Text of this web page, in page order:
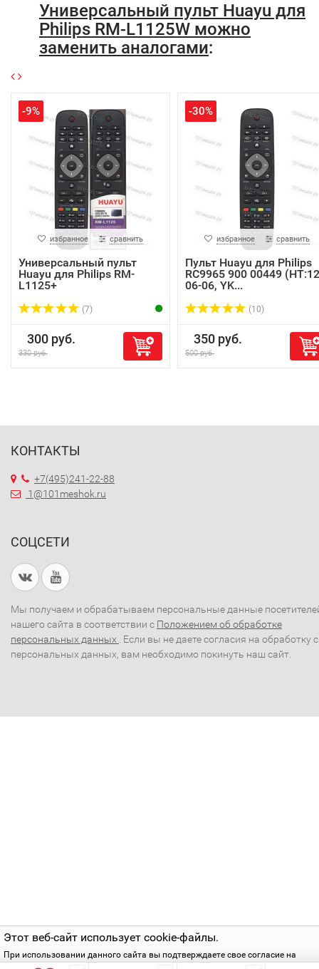
Этот веб-сайт использует cookie-файлы.
При использовании данного сайта вы подтверждаете свое согласие на
использование cookie-файлов в соответствии с нашей
Универсальный пульт Huayu для
Philips RM-L1125W можно
заменить аналогами:
-9%
избранное сравнить
Универсальный пульт
Huayu для Philips RM-
L1125+
(7)
300 руб.
330 руб.
-30%
избранное сравнить
Пульт Huayu для Philips
RC9965 900 00449
06-06, YK...
(10)
350 руб.
500 руб.
КОНТАКТЫ
+7(495)241-22-88
1@101meshok.ru
СОЦСЕТИ
Мы получаем и обрабатываем персональные данные
нашего сайта в соответствии с Положением об обработке
персональных данных . Если вы не даете согласия на обработку
персональных данных, вам необходимо покинуть наш сайт.